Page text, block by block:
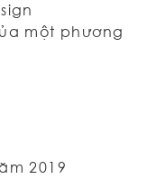
một phương
2019